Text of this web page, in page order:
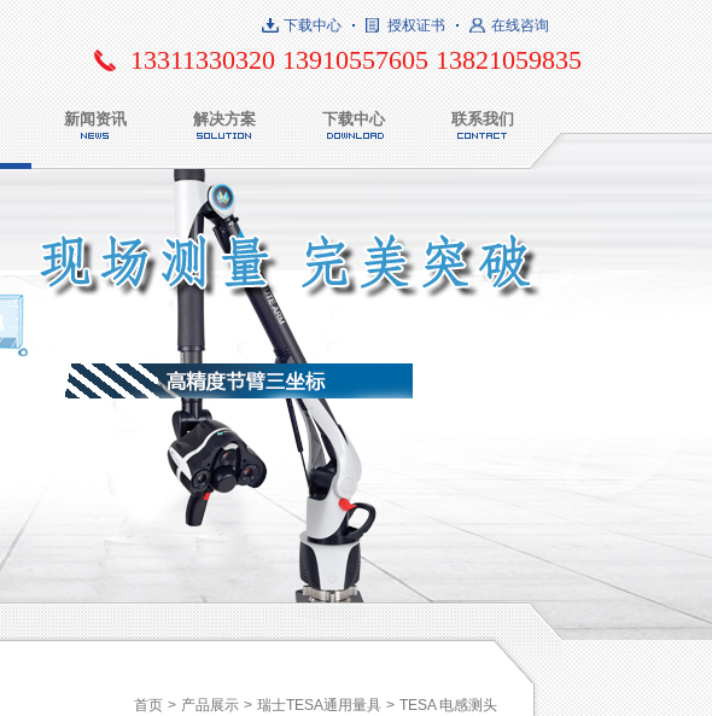
在线咨询
授权证书
下载中心
13311330320 13910557605 13821059835
新闻资讯 解决方案 下载中心 联系我们
首页 > 产品展示 > 瑞士TESA通用量具 > TESA 电感测头